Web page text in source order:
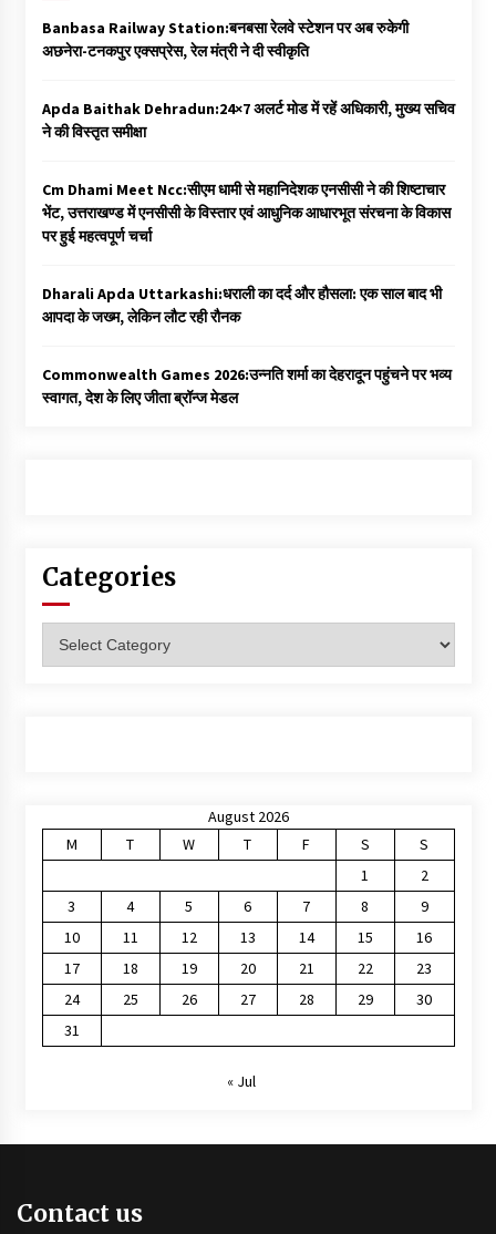
Banbasa Railway Station:बनबसा रेलवे स्टेशन पर अब रुकेगी
अछनेरा-टनकपुर एक्सप्रेस, रेल मंत्री ने दी स्वीकृति
Apda Baithak Dehradun:24×7 अलर्ट मोड में रहें अधिकारी, मुख्य सचिव
ने की विस्तृत समीक्षा
Cm Dhami Meet Ncc:सीएम धामी से महानिदेशक एनसीसी ने की शिष्टाचार
भेंट, उत्तराखण्ड में एनसीसी के विस्तार एवं आधुनिक आधारभूत संरचना के विकास
पर हुई महत्वपूर्ण चर्चा
Dharali Apda Uttarkashi:धराली का दर्द और हौसला: एक साल बाद भी
आपदा के जख्म, लेकिन लौट रही रौनक
Commonwealth Games 2026:उन्नति शर्मा का देहरादून पहुंचने पर भव्य
स्वागत, देश के लिए जीता ब्रॉन्ज मेडल
Categories
August 2026
M
T W T F S
S
1
2
3
4 5 6 7 8
9
10
11 12 13 14 15
16
17
18 19 20 21 22
23
24
25 26 27 28 29
30
31
« Jul
Contact us